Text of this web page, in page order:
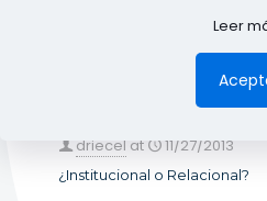
Tags
driecel at 11/27/2013
¿Institucional o Relacional?
Leer